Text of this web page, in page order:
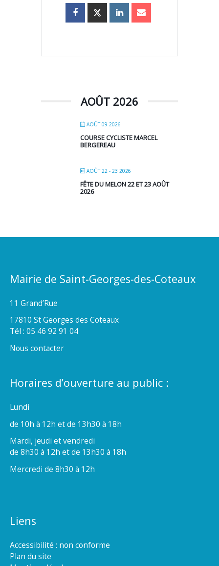
AOÛT 2026
AOÛT 09 2026
COURSE CYCLISTE MARCEL
BERGEREAU
AOÛT 22 - 23 2026
FÊTE DU MELON 22 ET 23 AOÛT
2026
Mairie de Saint-Georges-des-Coteaux
11 Grand’Rue
17810 St Georges des Coteaux
Tél : 05 46 92 91 04
Nous contacter
Horaires d’ouverture au public :
Lundi
de 10h à 12h et de 13h30 à 18h
Mardi, jeudi et vendredi
de 8h30 à 12h et de 13h30 à 18h
Mercredi de 8h30 à 12h
Liens
Accessibilité : non conforme
Plan du site